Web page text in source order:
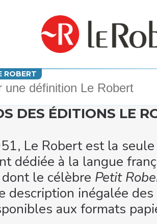
ROBERT
DES ÉDITIONS LE
Le Robert est la seule
dédiée à la langue
le célèbre Petit
description inégalée
aux formats